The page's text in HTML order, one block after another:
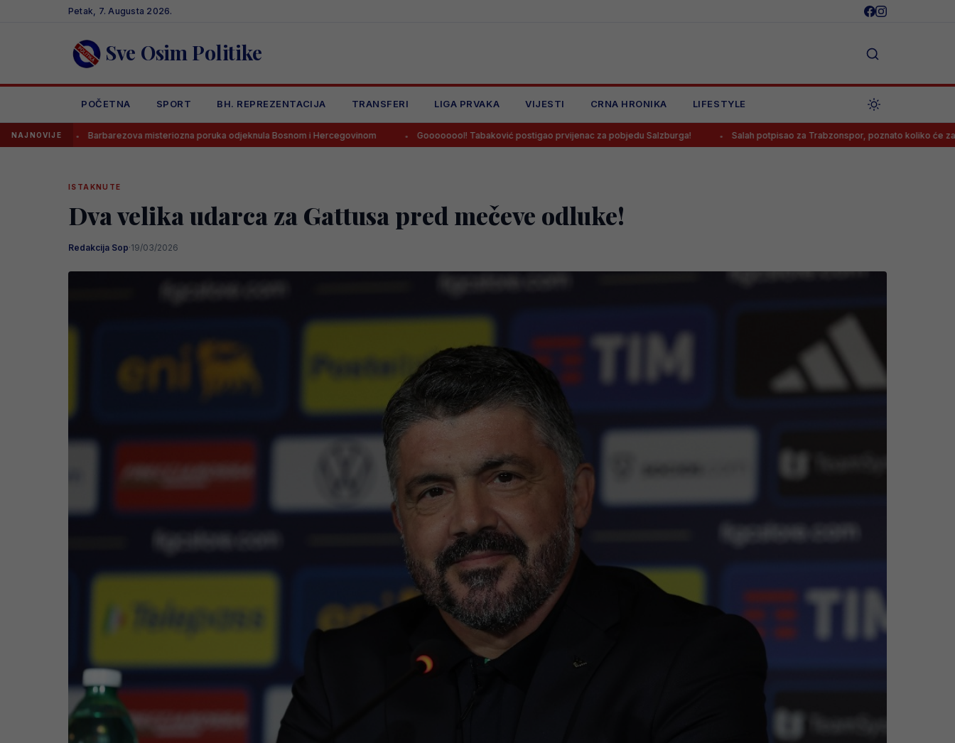
Petak, 7. Augusta 2026.
Sve Osim Politike
POČETNA SPORT BH. REPREZENTACIJA TRANSFERI LIGA PRVAKA VIJESTI CRNA HRONIKA LIFESTYLE
NAJNOVIJE
Barbarezova misteriozna poruka odjeknula Bosnom i Hercegovinom Goooooool! Tabaković postigao prvijenac za pobjedu Salzburga! Salah potpisao za Trabzonspor, poznato koliko će zarađivati
ISTAKNUTE
Dva velika udarca za Gattusa pred mečeve odluke!
Redakcija Sop·19/03/2026